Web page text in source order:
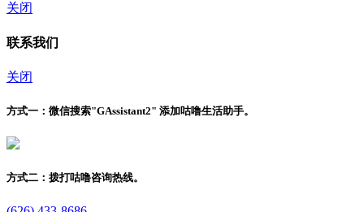
关闭
联系我们
关闭
方式一： 微信搜索"GAssistant2" 添加咕噜生活助手。
方式二： 拨打咕噜咨询热线。